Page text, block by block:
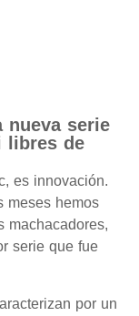
nueva serie
libres de
es innovación.
meses hemos
machacadores,
serie que fue
por un